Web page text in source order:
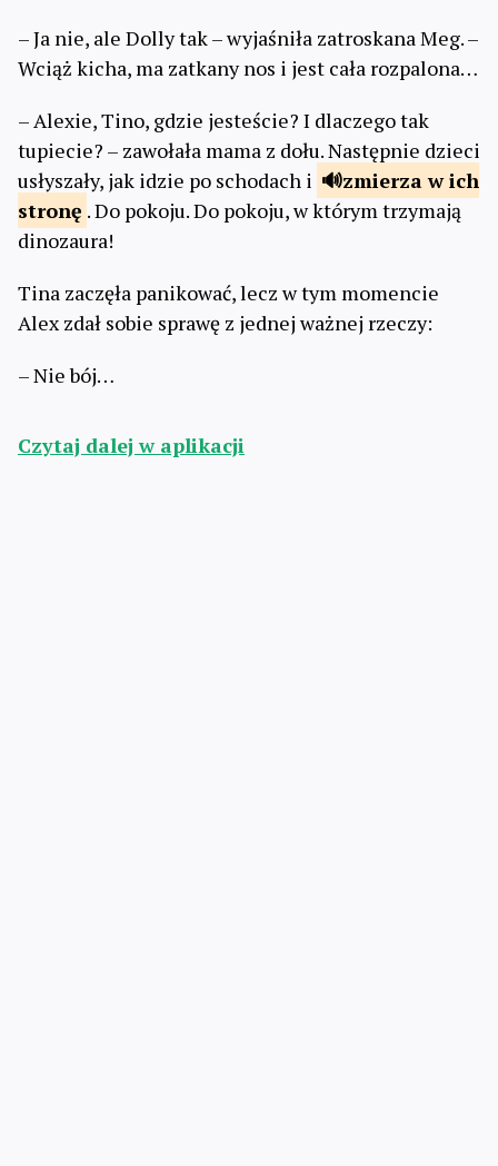
– Ja nie, ale Dolly tak – wyjaśniła zatroskana Meg. –
Wciąż kicha, ma zatkany nos i jest cała rozpalona…
– Alexie, Tino, gdzie jesteście? I dlaczego tak
tupiecie? – zawołała mama z dołu. Następnie dzieci
usłyszały, jak idzie po schodach i
zmierzaw ich
stronę . Do pokoju. Do pokoju, w którym trzymają
dinozaura!
Tina zaczęła panikować, lecz w tym momencie
Alex zdał sobie sprawę z jednej ważnej rzeczy:
– Nie bój…
Czytaj dalej w aplikacji